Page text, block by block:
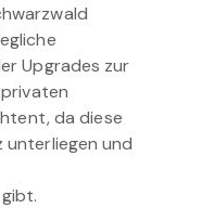
Upgrades zur
da diese
und